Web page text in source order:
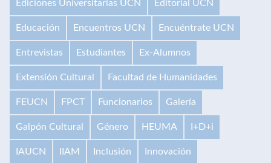
Ediciones Universitarias UCN Editorial UCN
Educación Encuentros UCN Encuéntrate UCN
Entrevistas Estudiantes Ex-Alumnos
Extensión Cultural Facultad de Humanidades
FEUCN FPCT Funcionarios Galería
Galpón Cultural Género HEUMA I+D+i
IAUCN IIAM Inclusión Innovación